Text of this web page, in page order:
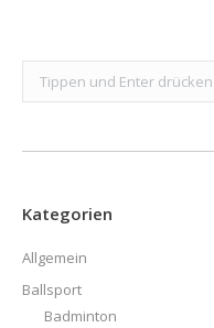
Search:
Kategorien
Allgemein
Ballsport
Badminton